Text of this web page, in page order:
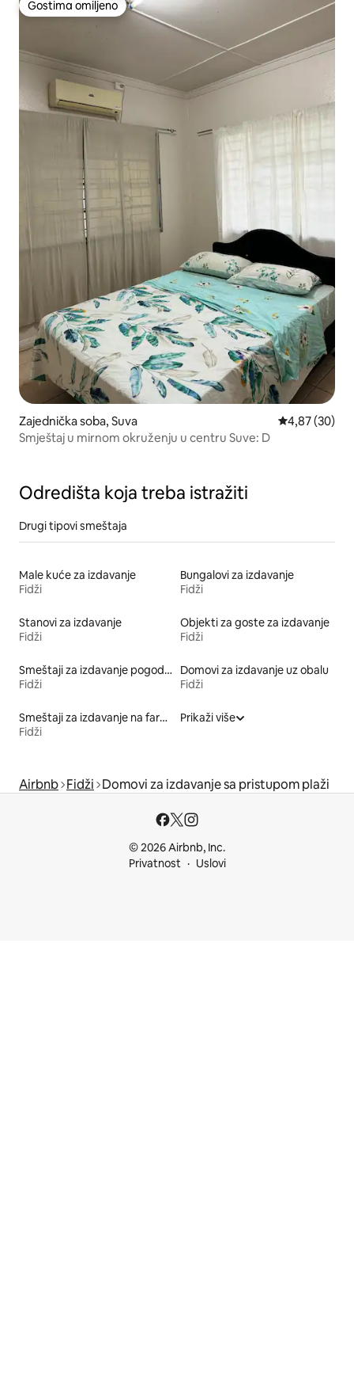
Gostima omiljeno
Gostima omiljeno
Zajednička soba, Suva Prosečna
4,87 (30)
Smještaj u mirnom okruženju u centru Suve: D
Odredišta koja treba istražiti
Drugi tipovi smeštaja
Male kuće za izdavanje
Fidži
Bungalovi za izdavanje
Fidži
Stanovi za izdavanje
Fidži
Objekti za goste za izdavanje
Fidži
Smeštaji za izdavanje pogodni za porodice
Fidži
Domovi za izdavanje uz obalu
Fidži
Smeštaji za izdavanje na farmi
Fidži
Prikaži više
Airbnb Fidži Domovi za izdavanje sa pristupom plaži
© 2026 Airbnb, Inc.
Privatnost
Uslovi